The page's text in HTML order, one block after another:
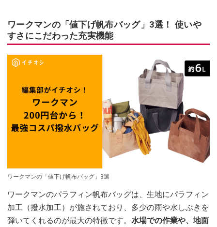
ワークマンの「値下げ帆布バッグ」3選！ 使いや
すさにこだわった充実機能
ワークマンの「値下げ帆布バッグ」3選
ワークマンのパラフィン帆布バッグは、生地にパラフィン
加工（撥水加工）が施されており、多少の雨や水しぶきを
弾いてくれるのが最大の特徴です。 水場での作業や、地面